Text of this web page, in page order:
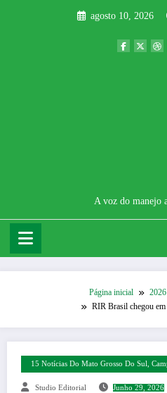
agosto 10, 2026
A voz do manejo
Página inicial 2026
RIR Brasil chegou
15 Notícias Do Mato Grosso Do Sul,
Studio Editorial Junho 29, 2026